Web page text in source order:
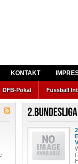
KONTAKT
DFB-Pokal Fussball